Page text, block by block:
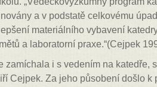
a v podstatě celkovému
materiálního vybavení
a laboratorní praxe.“(Cejpek
zamíchala i s vedením na katedře,
Cejpek. Za jeho působení došlo k